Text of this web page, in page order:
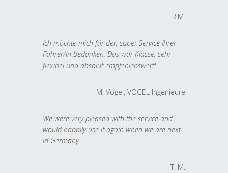
R.M.
Ich möchte mich für den super Service Ihrer
Fahrer/in bedanken. Das war Klasse, sehr
flexibel und absolut empfehlenswert!
M. Vogel, VOGEL Ingenieure
We were very pleased with the service and
would happily use it again when we are next
in Germany.
T. M.